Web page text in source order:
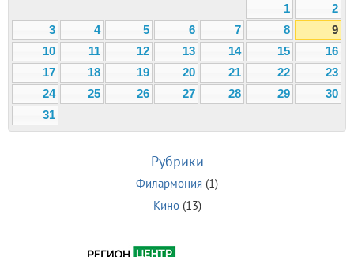
1
2
3
4 5 6 7 8
9
10
11 12 13 14 15
16
17
18 19 20 21 22
23
24
25 26 27 28 29
30
31
Рубрики
Филармония (1)
Кино(13)